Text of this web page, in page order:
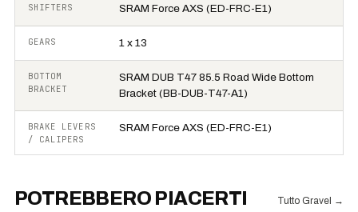
SHIFTERS SRAM Force AXS (ED-FRC-E1)
GEARS 1 x 13
BOTTOM
BRACKET
SRAM DUB T47 85.5 Road Wide Bottom
Bracket (BB-DUB-T47-A1)
BRAKE LEVERS
/ CALIPERS
SRAM Force AXS (ED-FRC-E1)
POTREBBERO PIACERTI Tutto Gravel →